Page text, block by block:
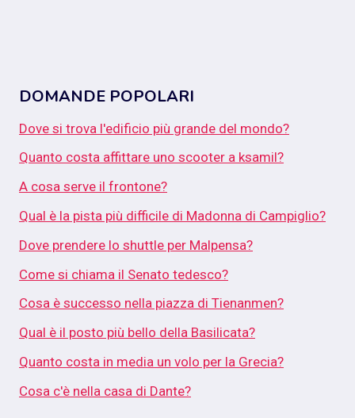
DOMANDE POPOLARI
Dove si trova l'edificio più grande del mondo?
Quanto costa affittare uno scooter a ksamil?
A cosa serve il frontone?
Qual è la pista più difficile di Madonna di Campiglio?
Dove prendere lo shuttle per Malpensa?
Come si chiama il Senato tedesco?
Cosa è successo nella piazza di Tienanmen?
Qual è il posto più bello della Basilicata?
Quanto costa in media un volo per la Grecia?
Cosa c'è nella casa di Dante?